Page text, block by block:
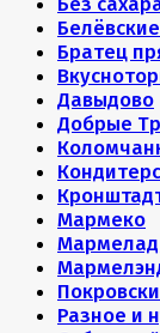
Братец
Давыдово
Добрые
Мармеко
Мармелад
Разное и